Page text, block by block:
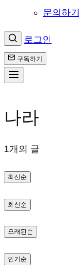
문의하기
로그인
구독하기
텐
로
로
가
나라
1개의 글
최신순
최신순
오래된순
인기순